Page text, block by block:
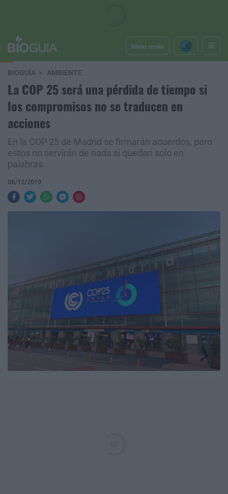
Iniciar sesión
BIOGUÍA AMBIENTE
La COP 25 será una pérdida de tiempo si
los compromisos no se traducen en
acciones
En la COP 25 de Madrid se firmarán acuerdos, pero
estos no servirán de nada si quedan solo en
palabras.
06/12/2019